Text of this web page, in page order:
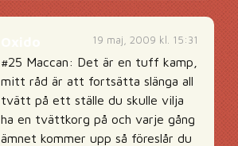
19 maj, 2009 kl. 15:31
#25 Maccan: Det är en tuff kamp,
mitt råd är att fortsätta slänga all
tvätt på ett ställe du skulle vilja
ha en tvättkorg på och varje gång
ämnet kommer upp så föreslår du